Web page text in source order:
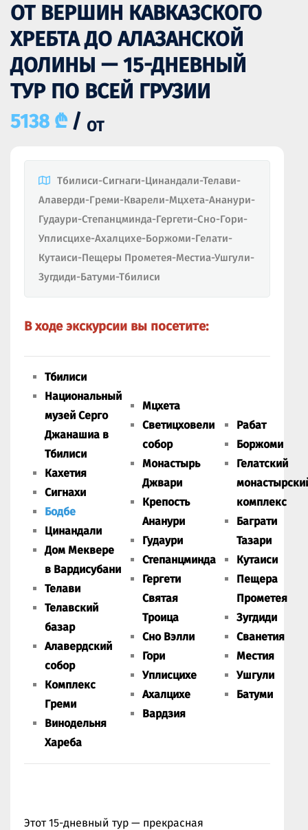
ОТ ВЕРШИН КАВКАЗСКОГО
ХРЕБТА ДО АЛАЗАНСКОЙ
ДОЛИНЫ — 15-ДНЕВНЫЙ
ТУР ПО ВСЕЙ ГРУЗИИ
5138 ₾ / ОТ
Тбилиси-Сигнаги-Цинандали-Телави-
Алаверди-Греми-Кварели-Мцхета-Ананури-
Гудаури-Степанцминда-Гергети-Сно-Гори-
Уплисцихе-Ахалцихе-Боржоми-Гелати-
Кутаиси-Пещеры Прометея-Местиа-Ушгули-
Зугдиди-Батуми-Тбилиси
В ходе экскурсии вы посетите:
Тбилиси
Национальный
музей Серго
Джанашиа в
Тбилиси
Кахетия
Сигнахи
Бодбе
Цинандали
Дом Меквере
в Вардисубани
Телави
Телавский
базар
Алавердский
собор
Комплекс
Греми
Винодельня
Хареба
Мцхета
Светицховели
собор
Монастырь
Джвари
Крепость
Ананури
Гудаури
Степанцминда
Гергети
Святая
Троица
Сно Вэлли
Гори
Уплисцихе
Ахалцихе
Вардзия
Рабат
Боржоми
Гелатский
комплекс
Баграти
Тазари
Кутаиси
Пещера
Прометея
Зугдиди
Сванетия
Местия
Ушгули
Батуми
Этот 15-дневный тур — прекрасная